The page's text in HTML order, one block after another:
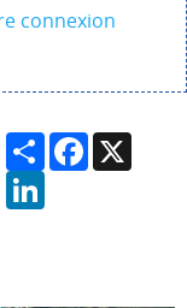
connexion
PartagerFacebook
X
LinkedIn